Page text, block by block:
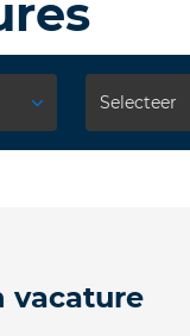
vacature